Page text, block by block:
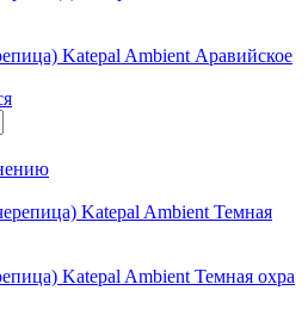
Katepal Ambient Аравийское
Katepal Ambient Темная охра